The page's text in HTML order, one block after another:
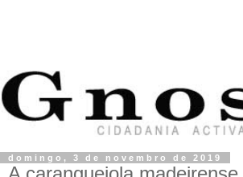
domingo, 3 de novembro de 2019